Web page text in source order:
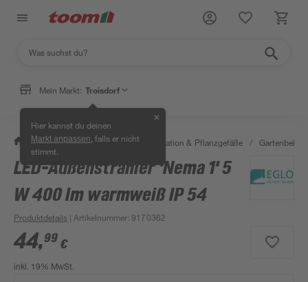
Mein Markt: Troisdorf
Hier kannst du deinen
Markt anpassen , falls er nicht
stimmt.
✕
/ Garten & Freizeit / Gartendekoration & Pflanzgefäße /
LED-Außenstrahler 'Nema 1' 5
W 400 lm warmweiß IP 54
Produktdetails | Artikelnummer:9170362
44,99 €
inkl. 19% MwSt.